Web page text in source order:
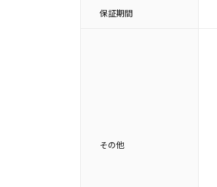
保証期間
その他